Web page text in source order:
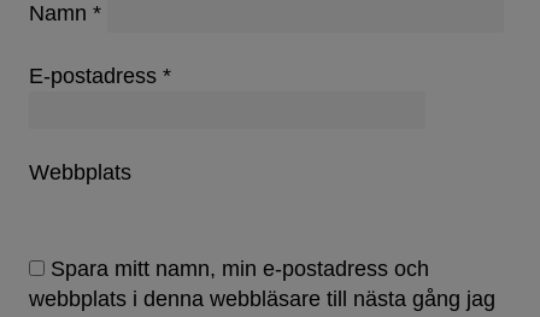
Namn *
E-postadress *
Webbplats
Spara mitt namn, min e-postadress och
webbplats i denna webbläsare till nästa gång jag